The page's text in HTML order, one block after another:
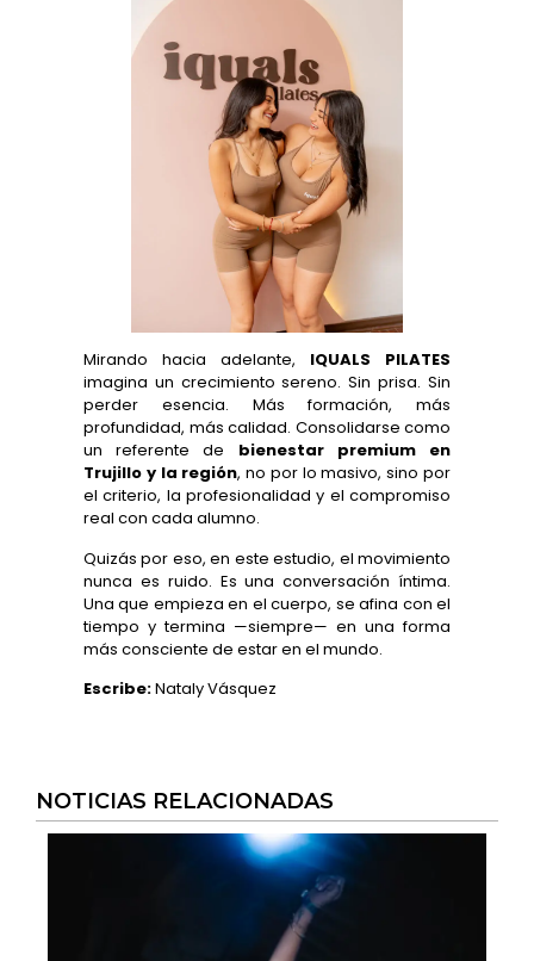
Mirando hacia adelante, IQUALS PILATES
imagina un crecimiento sereno. Sin prisa. Sin
perder esencia. Más formación, más
profundidad, más calidad. Consolidarse como
un referente de bienestar premium en
Trujillo y la región, no por lo masivo, sino por
el criterio, la profesionalidad y el compromiso
real con cada alumno.
Quizás por eso, en este estudio, el movimiento
nunca es ruido. Es una conversación íntima.
Una que empieza en el cuerpo, se afina con el
tiempo y termina —siempre— en una forma
más consciente de estar en el mundo.
Escribe:Nataly Vásquez
NOTICIAS RELACIONADAS